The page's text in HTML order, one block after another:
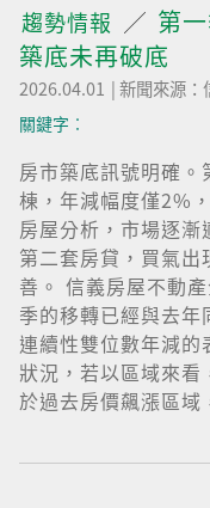
趨勢情報
第
築底未再破底
2026.04.01 |新聞來源：
關鍵字︰
房市築底訊號明確
棟，年減幅度僅2%
房屋分析，市場逐
第二套房貸，買氣
善。 信義房屋不動
季的移轉已經與去
連續性雙位數年減的
狀況，若以區域來看
於過去房價飆漲區域